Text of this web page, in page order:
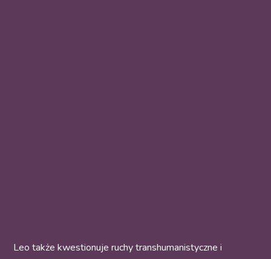
Leo także kwestionuje ruchy transhumanistyczne i